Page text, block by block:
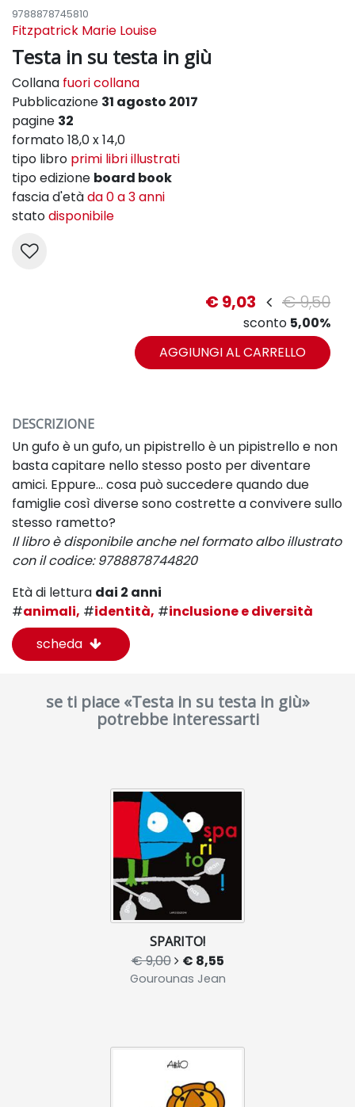
9788878745810
Fitzpatrick Marie Louise
Testa in su testa in giù
Collana fuori collana
Pubblicazione 31 agosto 2017
pagine 32
formato 18,0 x 14,0
tipo libro primi libri illustrati
tipo edizione board book
fascia d'etàda 0 a 3 anni
statodisponibile
€ 9,03 € 9,50
sconto 5,00%
AGGIUNGI AL CARRELLO
DESCRIZIONE
Un gufo è un gufo, un pipistrello è un pipistrello e non
basta capitare nello stesso posto per diventare
amici. Eppure... cosa può succedere quando due
famiglie così diverse sono costrette a convivere sullo
stesso rametto?
Il libro è disponibile anche nel formato albo illustrato
con il codice:9788878744820
Età di lettura dai 2 anni
#animali, #identità, #inclusione e diversità
scheda
se ti piace «Testa in su testa in giù»
potrebbe interessarti
SPARITO!
€ 9,00 € 8,55
Gourounas Jean